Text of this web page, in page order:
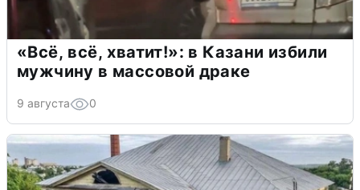
«Всё, всё, хватит!»: в Казани избили
мужчину в массовой драке
9 августа 0